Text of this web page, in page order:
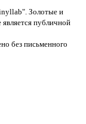
Золотые и
публичной
без письменного